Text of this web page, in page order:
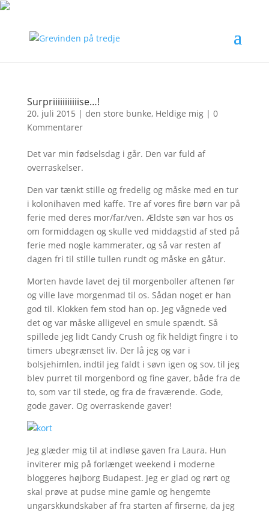
Surpriiiiiiiiiiise…!
20. juli 2015 | den store bunke, Heldige mig| 0
Kommentarer
Det var min fødselsdag i går. Den var fuld af
overraskelser.
Den var tænkt stille og fredelig og måske med en tur
i kolonihaven med kaffe. Tre af vores fire børn var på
ferie med deres mor/far/ven. Ældste søn var hos os
om formiddagen og skulle ved middagstid af sted på
ferie med nogle kammerater, og så var resten af
dagen fri til stille tullen rundt og måske en gåtur.
Morten havde lavet dej til morgenboller aftenen før
og ville lave morgenmad til os. Sådan noget er han
god til. Klokken fem stod han op. Jeg vågnede ved
det og var måske alligevel en smule spændt. Så
spillede jeg lidt Candy Crush og fik heldigt fingre i to
timers ubegrænset liv. Der lå jeg og var i
bolsjehimlen, indtil jeg faldt i søvn igen og sov, til jeg
blev purret til morgenbord og fine gaver, både fra de
to, som var til stede, og fra de fraværende. Gode,
gode gaver. Og overraskende gaver!
Jeg glæder mig til at indløse gaven fra Laura. Hun
inviterer mig på forlænget weekend i moderne
bloggeres højborg Budapest. Jeg er glad og rørt og
skal prøve at pudse mine gamle og hengemte
ungarskkundskaber af fra starten af firserne, da jeg